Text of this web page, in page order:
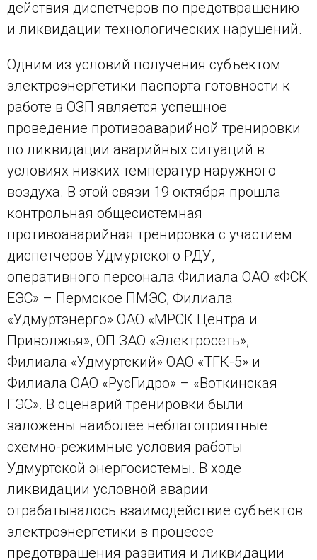
действия диспетчеров по предотвращению
и ликвидации технологических нарушений.
Одним из условий получения субъектом
электроэнергетики паспорта готовности к
работе в ОЗП является успешное
проведение противоаварийной тренировки
по ликвидации аварийных ситуаций в
условиях низких температур наружного
воздуха. В этой связи 19 октября прошла
контрольная общесистемная
противоаварийная тренировка с участием
диспетчеров Удмуртского РДУ,
оперативного персонала Филиала ОАО «ФСК
ЕЭС» – Пермское ПМЭС, Филиала
«Удмуртэнерго» ОАО «МРСК Центра и
Приволжья», ОП ЗАО «Электросеть»,
Филиала «Удмуртский» ОАО «ТГК-5» и
Филиала ОАО «РусГидро» – «Воткинская
ГЭС». В сценарий тренировки были
заложены наиболее неблагоприятные
схемно-режимные условия работы
Удмуртской энергосистемы. В ходе
ликвидации условной аварии
отрабатывалось взаимодействие субъектов
электроэнергетики в процессе
предотвращения развития и ликвидации